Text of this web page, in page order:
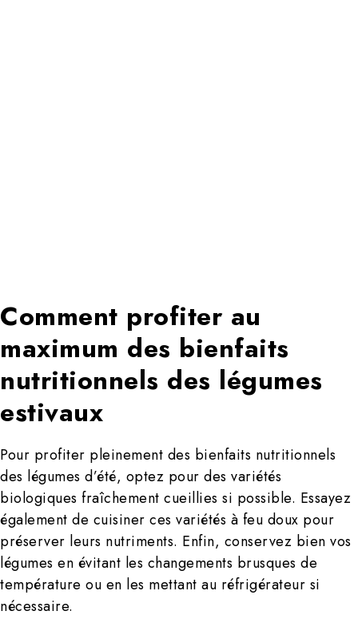
Comment profiter au
maximum des bienfaits
nutritionnels des légumes
estivaux
Pour profiter pleinement des bienfaits nutritionnels
des légumes d’été, optez pour des variétés
biologiques fraîchement cueillies si possible. Essayez
également de cuisiner ces variétés à feu doux pour
préserver leurs nutriments. Enfin, conservez bien vos
légumes en évitant les changements brusques de
température ou en les mettant au réfrigérateur si
nécessaire.